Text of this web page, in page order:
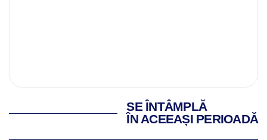
SE ÎNTÂMPLĂ
ÎN ACEEAȘI PERIOADĂ